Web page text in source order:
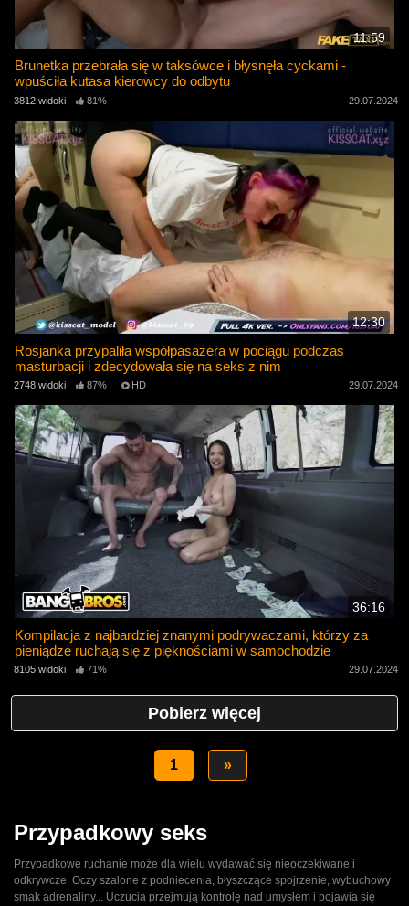
11:59
Brunetka przebrała się w taksówce i błysnęła cyckami -
wpuściła kutasa kierowcy do odbytu
3812 widoki 81% 29.07.2024
12:30
Rosjanka przypaliła współpasażera w pociągu podczas
masturbacji i zdecydowała się na seks z nim
2748 widoki 87% HD 29.07.2024
36:16
Kompilacja z najbardziej znanymi podrywaczami, którzy za
pieniądze ruchają się z pięknościami w samochodzie
8105 widoki 71% 29.07.2024
Pobierz więcej
1 »
Przypadkowy seks
Przypadkowe ruchanie może dla wielu wydawać się nieoczekiwane i
odkrywcze. Oczy szalone z podniecenia, błyszczące spojrzenie, wybuchowy
smak adrenaliny... Uczucia przejmują kontrolę nad umysłem i pojawia się